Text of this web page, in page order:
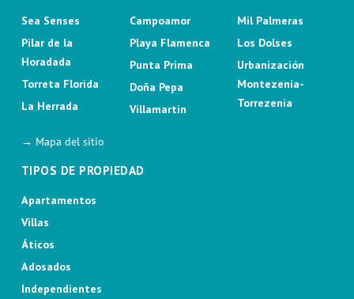
Sea Senses
Pilar de la
Horadada
Torreta Florida
La Herrada
Campoamor
Playa Flamenca
Punta Prima
Doña Pepa
Villamartin
Mil Palmeras
Los Dolses
Urbanización
Montezenia-
Torrezenia
→ Mapa del sitio
TIPOS DE PROPIEDAD
Apartamentos
Villas
Áticos
Adosados
Independientes